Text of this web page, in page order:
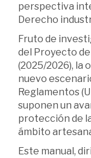
perspectiva
Derecho
Fruto de
del Proyecto
(2025/2026), la
nuevo
Reglamentos
suponen un
protección de
ámbito
Este manual,